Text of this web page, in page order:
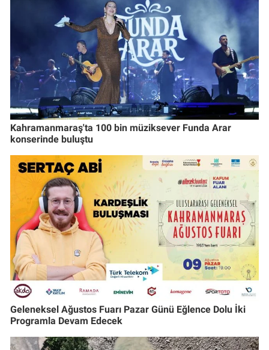
Kahramanmaraş'ta 100 bin müziksever Funda Arar
konserinde buluştu
Geleneksel Ağustos Fuarı Pazar Günü Eğlence Dolu İki
Programla Devam Edecek